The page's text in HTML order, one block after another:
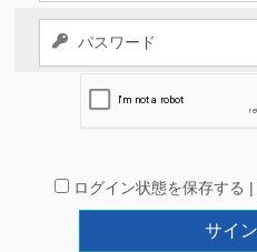
ログイン状態を保存する |